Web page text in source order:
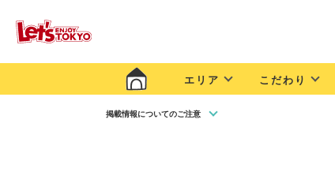
エリア こだわり
掲載情報についてのご注意